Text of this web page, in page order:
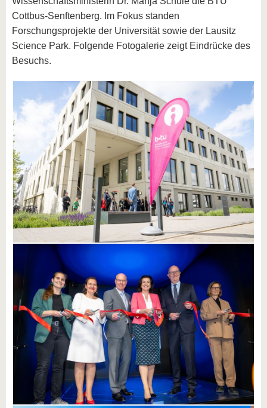
Cottbus-Senftenberg. Im Fokus standen
Forschungsprojekte der Universität sowie der Lausitz
Science Park. Folgende Fotogalerie zeigt Eindrücke des
Besuchs.